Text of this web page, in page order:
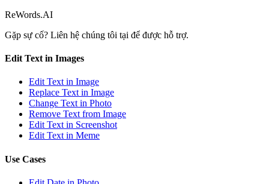
ReWords.AI
Gặp sự cố? Liên hệ chúng tôi tại để được hỗ trợ.
Edit Text in Images
Edit Text in Image
Replace Text in Image
Change Text in Photo
Remove Text from Image
Edit Text in Screenshot
Edit Text in Meme
Use Cases